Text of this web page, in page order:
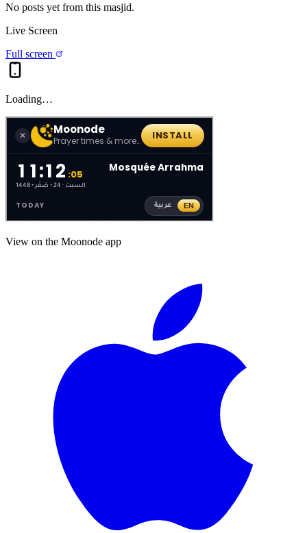
No posts yet from this masjid.
Live Screen
Full screen
Loading…
View on the Moonode app